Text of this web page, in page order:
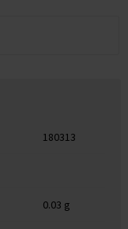
180313
0.03 g